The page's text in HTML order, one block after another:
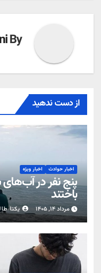
By
از دست ندهید
اخبار حوادث اخبار ویژه
پنج نفر در
باختند
مرداد ۱۴, ۱۴۰۵ یکتا